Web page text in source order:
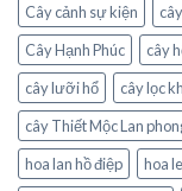
Cây cảnh sự kiện
Cây Hạnh Phúc
cây
cây lưỡi hổ
cây lọc
cây Thiết Mộc Lan
hoa lan hồ điệp
hoa